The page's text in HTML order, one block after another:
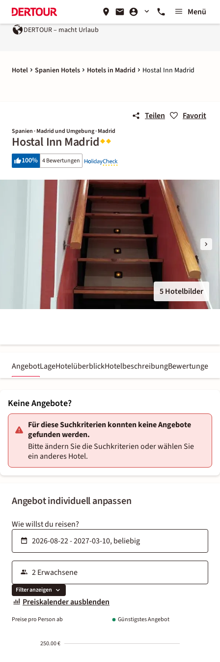
Menü
DERTOUR – macht Urlaub
Hotel Spanien Hotels Hotels in Madrid Hostal Inn Madrid
Teilen Favorit
Spanien · Madrid und Umgebung · Madrid
Hostal Inn Madrid
100% 4 Bewertungen
5 Hotelbilder
AngebotLageHotelüberblickHotelbeschreibungBewertungen
Angebot individuell anpassen
Wie willst du reisen?
Filter anzeigen
Preiskalender ausblenden
Preise pro Person ab Günstigstes Angebot
250.00 €
Keine Angebote?
Für diese Suchkriterien konnten keine Angebote
gefunden werden.
Bitte ändern Sie die Suchkriterien oder wählen Sie
ein anderes Hotel.